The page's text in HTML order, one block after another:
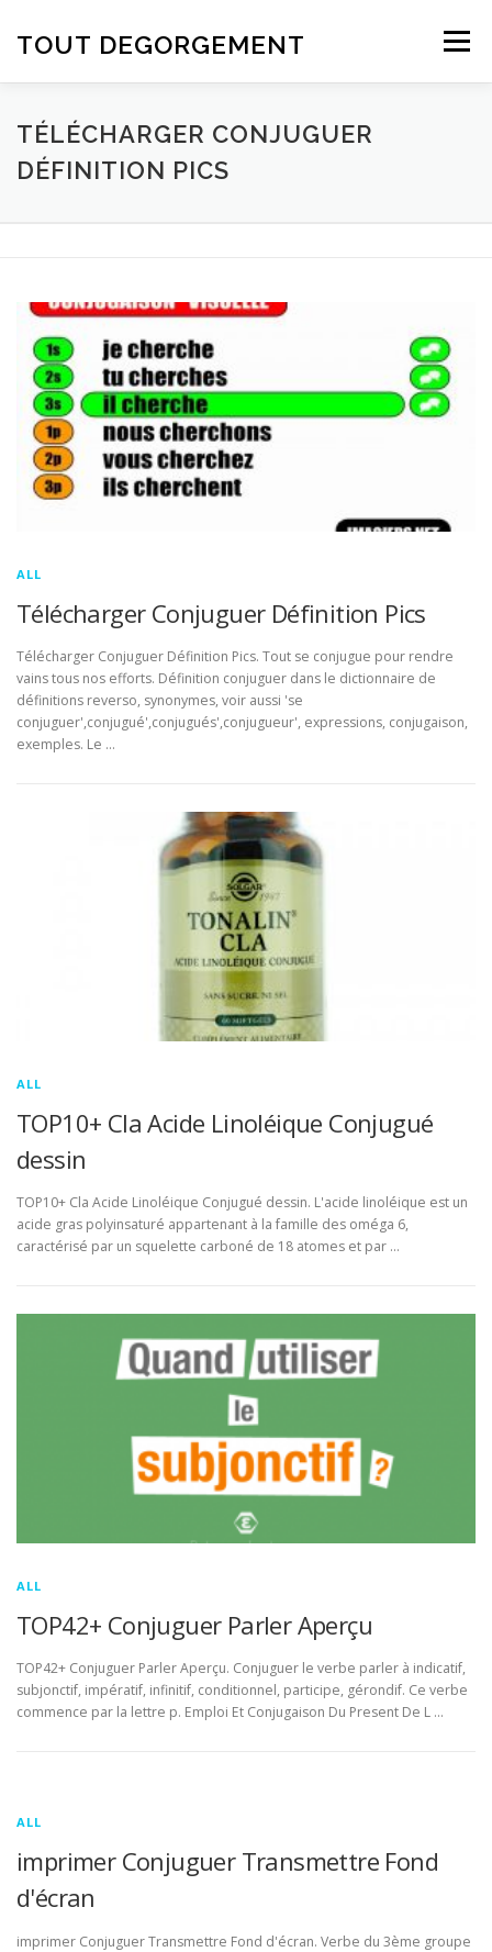
TOUT DEGORGEMENT Menu
TÉLÉCHARGER CONJUGUER
DÉFINITION PICS
ALL
Télécharger Conjuguer Définition Pics
Télécharger Conjuguer Définition Pics. Tout se conjugue pour rendre
vains tous nos efforts. Définition conjuguer dans le dictionnaire de
définitions reverso, synonymes, voir aussi 'se
conjuguer',conjugué',conjugués',conjugueur', expressions, conjugaison,
exemples. Le …
ALL
TOP10+ Cla Acide Linoléique Conjugué
dessin
TOP10+ Cla Acide Linoléique Conjugué dessin. L'acide linoléique est un
acide gras polyinsaturé appartenant à la famille des oméga 6,
caractérisé par un squelette carboné de 18 atomes et par …
ALL
TOP42+ Conjuguer Parler Aperçu
TOP42+ Conjuguer Parler Aperçu. Conjuguer le verbe parler à indicatif,
subjonctif, impératif, infinitif, conditionnel, participe, gérondif. Ce verbe
commence par la lettre p. Emploi Et Conjugaison Du Present De L …
ALL
imprimer Conjuguer Transmettre Fond
d'écran
imprimer Conjuguer Transmettre Fond d'écran. Verbe du 3ème groupe